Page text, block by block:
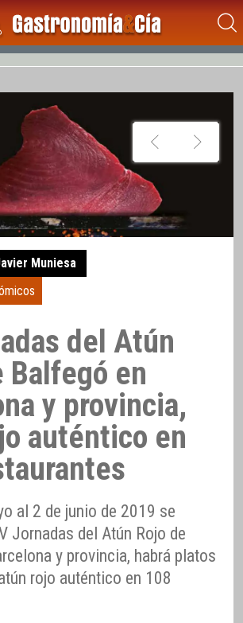
Muniesa
del Atún
Balfegó en
y provincia,
auténtico en
al 2 de junio de 2019 se
Jornadas del Atún Rojo de
y provincia, habrá platos
rojo auténtico en 108